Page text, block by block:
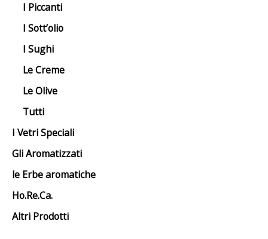
I Piccanti
I Sott’olio
I Sughi
Le Creme
Le Olive
Tutti
I Vetri Speciali
Gli Aromatizzati
le Erbe aromatiche
Ho.Re.Ca.
Altri Prodotti